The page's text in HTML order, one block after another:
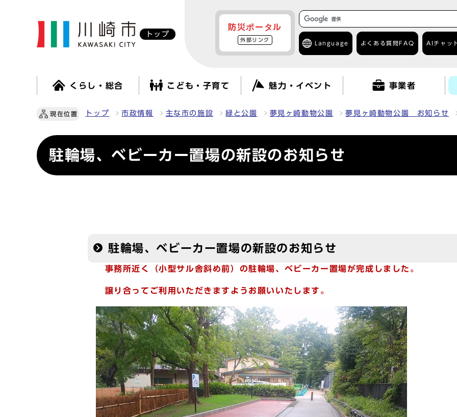
トップ
防災ポータル
外部リンク
Language よくある質問 FAQ AIチャッ
くらし・総合 こども・子育て 魅力・イベント 事業者
現在位置 トップ 市政情報 主な市の施設 緑と公園 夢見ヶ崎動物公園 夢見ヶ崎動物公園 お知らせ
駐輪場、ベビーカー置場の新設のお知らせ
駐輪場、ベビーカー置場の新設のお知らせ
事務所近く（小型サル舎斜め前）の駐輪場、ベビーカー置場が完成しました。
譲り合ってご利用いただきますようお願いいたします。